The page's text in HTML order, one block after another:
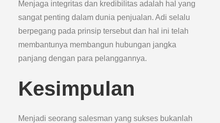
Menjaga integritas dan kredibilitas adalah hal yang
sangat penting dalam dunia penjualan. Adi selalu
berpegang pada prinsip tersebut dan hal ini telah
membantunya membangun hubungan jangka
panjang dengan para pelanggannya.
Kesimpulan
Menjadi seorang salesman yang sukses bukanlah